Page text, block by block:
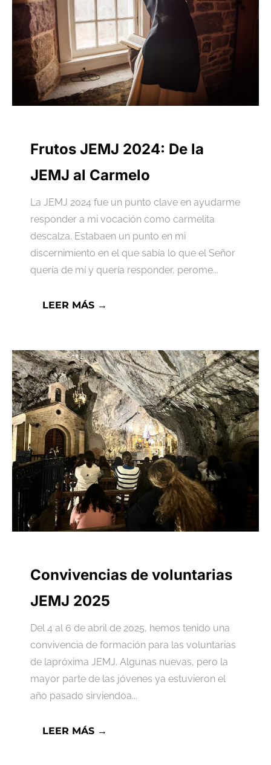
Frutos JEMJ 2024: De la
JEMJ al Carmelo
La JEMJ 2024 fue un punto clave en ayudarme
responder a mi vocación como carmelita
descalza. Estabaen un punto en mi
discernimiento en el que sabía lo que el Señor
quería de mí y quería responder, perome...
LEER MÁS →
Convivencias de voluntarias
JEMJ 2025
Del 4 al 6 de abril de 2025, hemos tenido una
convivencia de formación para las voluntarias
de lapróxima JEMJ. Algunas nuevas, pero la
mayor parte de las jóvenes ya estuvieron el
año pasado sirviendoa...
LEER MÁS →